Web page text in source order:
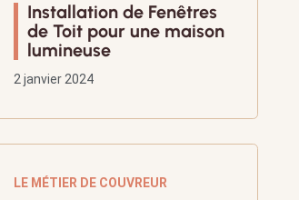
Installation de Fenêtres
de Toit pour une maison
lumineuse
2 janvier 2024
LE MÉTIER DE COUVREUR